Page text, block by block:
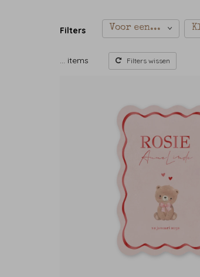
Filters Voor een...
… items Filters wissen